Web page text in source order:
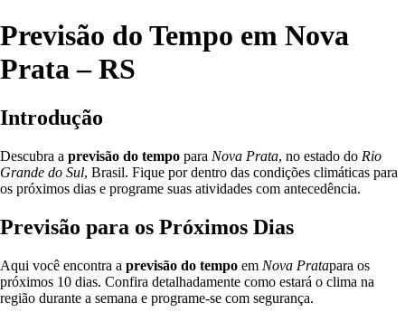
Previsão do Tempo em Nova
Prata – RS
Introdução
Descubra a previsão do tempo para Nova Prata, no estado do Rio
Grande do Sul, Brasil. Fique por dentro das condições climáticas para
os próximos dias e programe suas atividades com antecedência.
Previsão para os Próximos Dias
Aqui você encontra a previsão do tempo em Nova Pratapara os
próximos 10 dias. Confira detalhadamente como estará o clima na
região durante a semana e programe-se com segurança.